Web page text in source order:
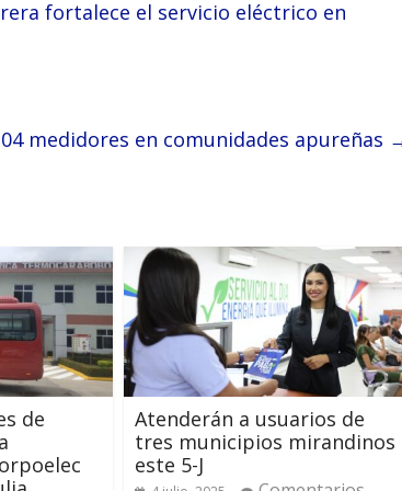
fortalece el servicio eléctrico en
medidores en comunidades apureñas
de
Atenderán a usuarios de
tres municipios mirandinos
este 5-J